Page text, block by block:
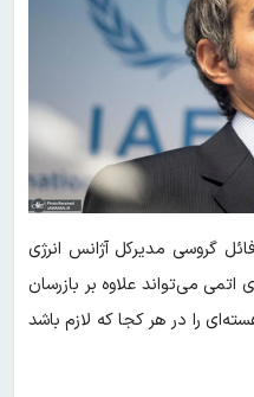
گروسی مدیرکل آژانس انرژی
اتمی می‌تواند علاوه بر بازرسان
را در هر کجا که لازم باشد